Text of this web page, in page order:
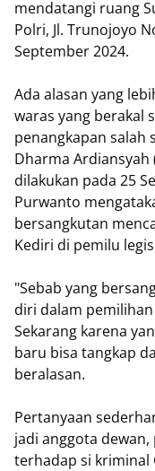
mendatangi ruang
Polri, Jl. Trunojoyo
September 2024.
Ada alasan yang
waras yang berakal
penangkapan salah
Dharma Ardiansyah
dilakukan pada 25
Purwanto
bersangkutan
Kediri di pemilu
"Sebab yang
diri dalam
Sekarang karena
baru bisa tangkap
beralasan.
Pertanyaan
jadi anggota
terhadap si kriminal